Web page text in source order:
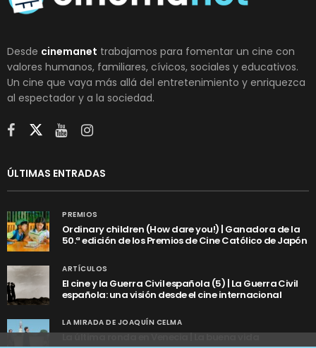
Desde cinemanet trabajamos para fomentar un cine con
valores humanos, familiares, cívicos, sociales y educativos.
Un cine que vaya más allá del entretenimiento y enriquezca
al espectador y a la sociedad.
ÚLTIMAS ENTRADAS
PREMIOS
Ordinary children (How dare you!) | Ganadora de la
50.ª edición de los Premios de Cine Católico de Japón
ARTÍCULOS
El cine y la Guerra Civil española (5) | La Guerra Civil
española: una visión desde el cine internacional
LA MIRADA DE JOAQUÍN CELMA
La última ronda en Venecia | La buena vida